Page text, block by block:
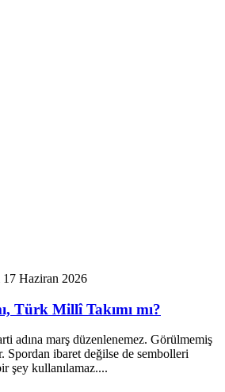
17 Haziran 2026
Türk Millî Takımı mı?
adına marş düzenlenemez. Görülmemiş
Spordan ibaret değilse de sembolleri
şey kullanılamaz....